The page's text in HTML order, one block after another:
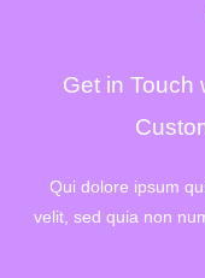
Get in Touch
Qui dolore ipsum
velit, sed quia non